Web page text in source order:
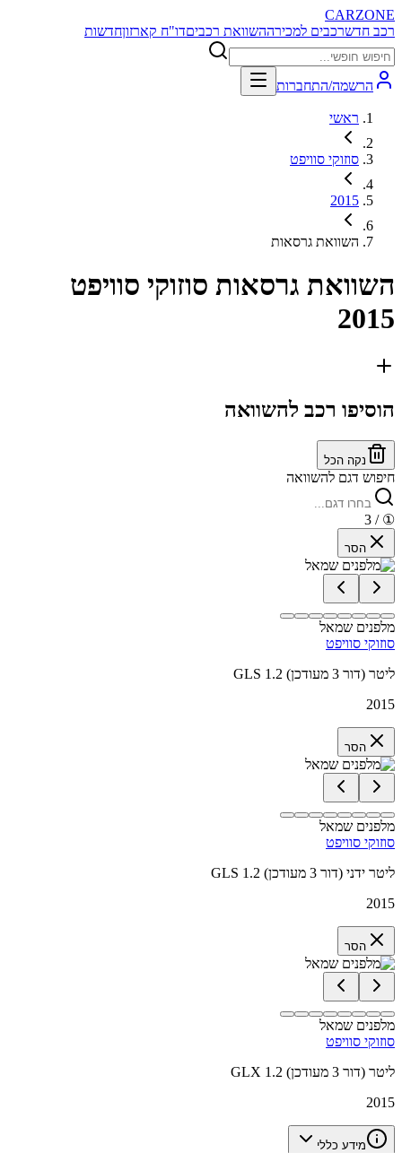
CARZONE
רכב חדשרכבים למכירההשוואת רכביםדו"ח קארזוןחדשות
הרשמה/התחברות
ראשי
סוזוקי סוויפט
2015
השוואת גרסאות
השוואת גרסאות סוזוקי סוויפט
2015
הוסיפו רכב להשוואה
נקה הכל
חיפוש דגם להשוואה
①
/ 3
הסר
מלפנים שמאל
סוזוקי סוויפט
GLS 1.2 ליטר (דור 3 מעודכן)
2015
הסר
מלפנים שמאל
סוזוקי סוויפט
GLS 1.2 ליטר ידני (דור 3 מעודכן)
2015
הסר
מלפנים שמאל
סוזוקי סוויפט
GLX 1.2 ליטר (דור 3 מעודכן)
2015
מידע כללי